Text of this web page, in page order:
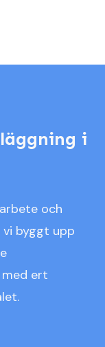
i
och
byggt upp
med ert